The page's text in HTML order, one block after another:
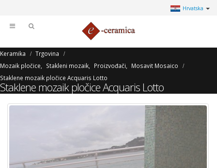
Hrvatska
Keramika
Trgovina
Mozaik pločice
Stakleni mozaik Proizvođači
Mosavit Mosaico
Staklene mozaik pločice Acquaris Lotto
Staklene mozaik pločice Acquaris Lotto